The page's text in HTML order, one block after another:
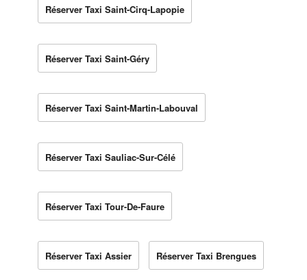
Réserver Taxi Saint-Cirq-Lapopie
Réserver Taxi Saint-Géry
Réserver Taxi Saint-Martin-Labouval
Réserver Taxi Sauliac-Sur-Célé
Réserver Taxi Tour-De-Faure
Réserver Taxi Assier Réserver Taxi Brengues